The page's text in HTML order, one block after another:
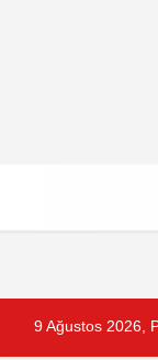
9 Ağustos 2026,